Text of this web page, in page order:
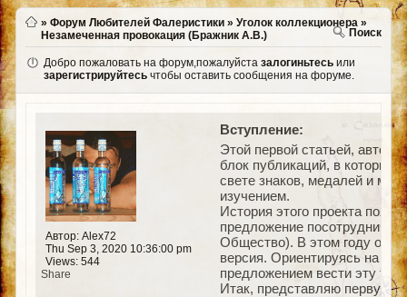
» Форум Любителей Фалеристики» Уголок коллекционера»
Незамеченная провокация (Бражник А.В.)
Поиск
Добро пожаловать на форум,пожалуйста залогиньтесьили
зарегистрируйтесьчтобы оставить сообщения на форуме.
Автор: Alex72
Thu Sep 3, 2020 10:36:00 pm
Views: 544
Share
Вступление:
Этой первой статьей,
блок публикаций, в которых
свете знаков, медалей и
изучением.
История этого проекта
предложение
Общество). В этом году
версия. Ориентируясь на
предложением вести эту
Итак, представляю первую